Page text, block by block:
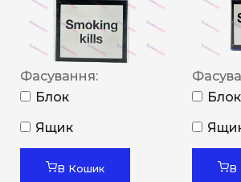
Фасування:
Блок
Ящик
В Кошик
Блок
В